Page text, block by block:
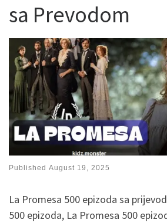
sa Prevodom
Published August 19, 2025
La Promesa 500 epizoda sa
500 epizoda, La Promesa 500